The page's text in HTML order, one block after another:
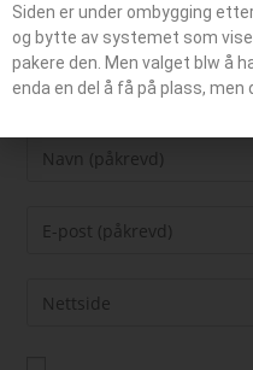
Siden er under ombygging
og bytte av systemet som
pakere den. Men valget blw å
enda en del å få på plass, men